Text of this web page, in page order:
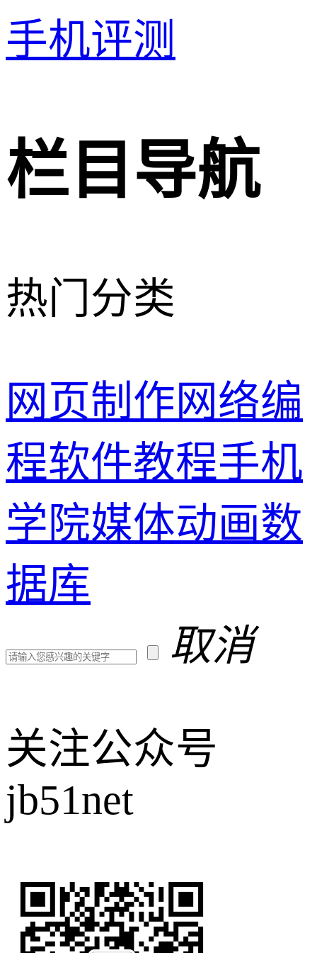
手机评测
栏目导航
热门分类
网页制作网络编
程软件教程手机
学院媒体动画数
据库
取消
关注公众号
jb51net